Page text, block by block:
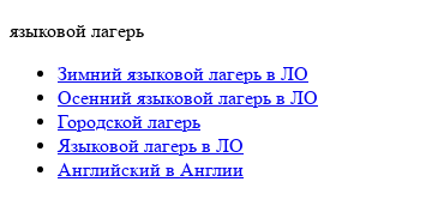
языковой лагерь
Зимний языковой лагерь в ЛО
Осенний языковой лагерь в ЛО
Городской лагерь
Языковой лагерь в ЛО
Английский в Англии